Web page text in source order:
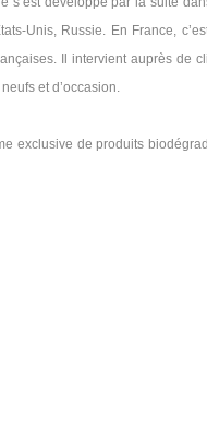
Unis, Russie. En France,
Il intervient auprès de
et d’occasion.
exclusive de produits